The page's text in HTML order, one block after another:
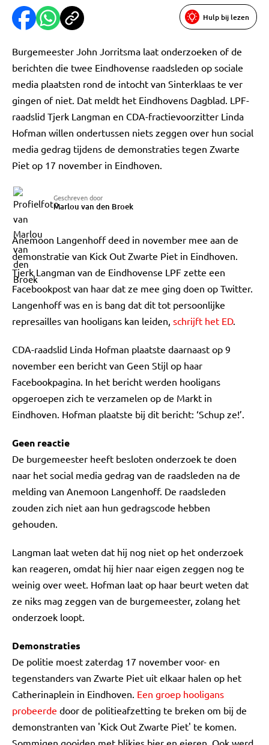
Hulp bij lezen
Burgemeester John Jorritsma laat onderzoeken of de
berichten die twee Eindhovense raadsleden op sociale
media plaatsten rond de intocht van Sinterklaas te ver
gingen of niet. Dat meldt het Eindhovens Dagblad. LPF-
raadslid Tjerk Langman en CDA-fractievoorzitter Linda
Hofman willen ondertussen niets zeggen over hun social
media gedrag tijdens de demonstraties tegen Zwarte
Piet op 17 november in Eindhoven.
Geschreven door
Marlou van den Broek
Anemoon Langenhoff deed in november mee aan de
demonstratie van Kick Out Zwarte Piet in Eindhoven.
Tjerk Langman van de Eindhovense LPF zette een
Facebookpost van haar dat ze mee ging doen op Twitter.
Langenhoff was en is bang dat dit tot persoonlijke
represailles van hooligans kan leiden, schrijft het ED.
CDA-raadslid Linda Hofman plaatste daarnaast op 9
november een bericht van Geen Stijl op haar
Facebookpagina. In het bericht werden hooligans
opgeroepen zich te verzamelen op de Markt in
Eindhoven. Hofman plaatste bij dit bericht: ‘Schup ze!’.
Geen reactie
De burgemeester heeft besloten onderzoek te doen
naar het social media gedrag van de raadsleden na de
melding van Anemoon Langenhoff. De raadsleden
zouden zich niet aan hun gedragscode hebben
gehouden.
Langman laat weten dat hij nog niet op het onderzoek
kan reageren, omdat hij hier naar eigen zeggen nog te
weinig over weet. Hofman laat op haar beurt weten dat
ze niks mag zeggen van de burgemeester, zolang het
onderzoek loopt.
Demonstraties
De politie moest zaterdag 17 november voor- en
tegenstanders van Zwarte Piet uit elkaar halen op het
Catherinaplein in Eindhoven. Een groep hooligans
probeerde door de politieafzetting te breken om bij de
demonstranten van 'Kick Out Zwarte Piet' te komen.
Sommigen gooiden met blikjes bier en eieren. Ook werd